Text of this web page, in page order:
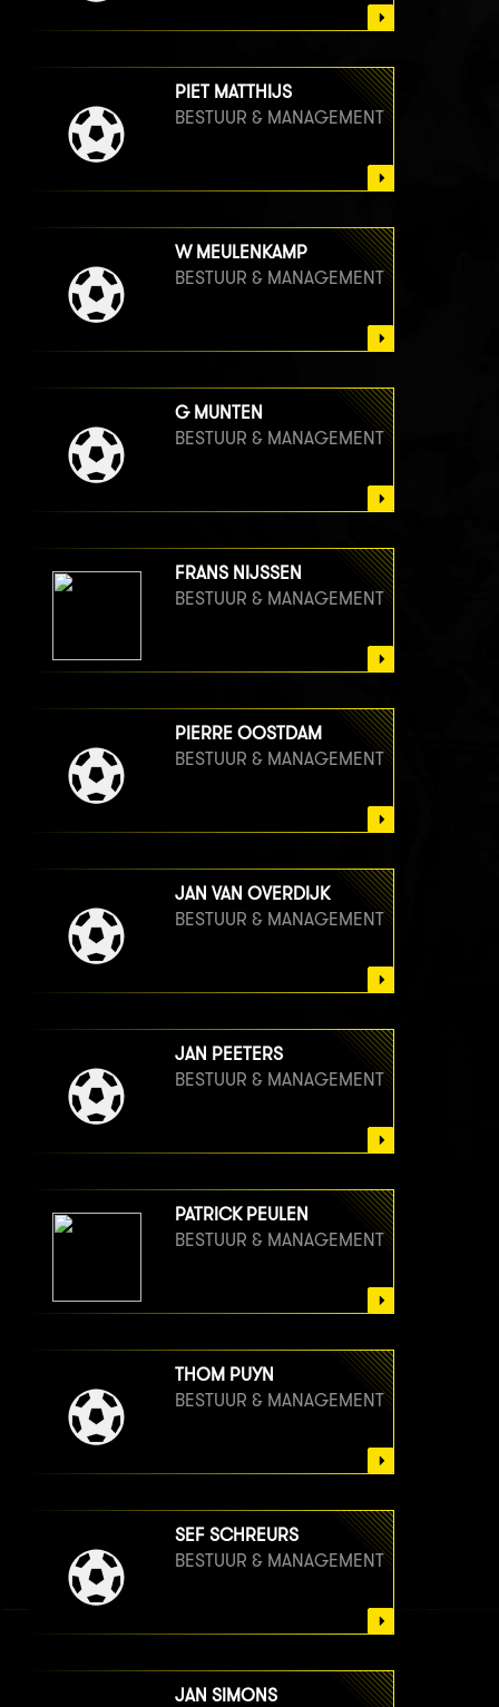
PIET MATTHIJS
BESTUUR & MANAGEMENT
W MEULENKAMP
BESTUUR & MANAGEMENT
G MUNTEN
BESTUUR & MANAGEMENT
FRANS NIJSSEN
BESTUUR & MANAGEMENT
PIERRE OOSTDAM
BESTUUR & MANAGEMENT
JAN VAN OVERDIJK
BESTUUR & MANAGEMENT
JAN PEETERS
BESTUUR & MANAGEMENT
PATRICK PEULEN
BESTUUR & MANAGEMENT
THOM PUYN
BESTUUR & MANAGEMENT
SEF SCHREURS
BESTUUR & MANAGEMENT
JAN SIMONS